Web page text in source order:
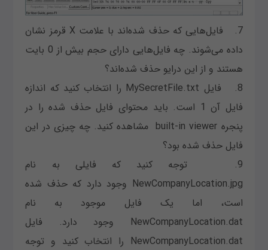
7. فایل‌هایی که حذف شده‌اند با علامت X قرمز نشان
داده می‌شوند. چه فایل‌هایی دارای حجم بیش از 0 بایت
هستند و از این درایو حذف شده‌اند؟
8. فایل MySecretFile.txt را انتخاب کنید که اندازه
فایل آن 1 است. باید محتوای فایل حذف شده را در
پنجره built-in viewer مشاهده کنید. چه چیزی در این
فایل حذف شده بود؟
9. توجه کنید که فایلی به نام
NewCompanyLocation.jpg وجود دارد که حذف شده
است، اما یک فایل موجود به نام
NewCompanyLocation.dat وجود دارد. فایل
NewCompanyLocation.dat را انتخاب کنید و توجه